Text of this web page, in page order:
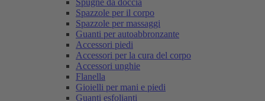
Spugne da doccia
Spazzole per il corpo
Spazzole per massaggi
Guanti per autoabbronzante
Accessori piedi
Accessori per la cura del corpo
Accessori unghie
Flanella
Gioielli per mani e piedi
Guanti esfolianti